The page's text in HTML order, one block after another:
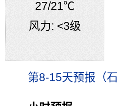
27/21℃
风力: <3级
第8-15天预报（石